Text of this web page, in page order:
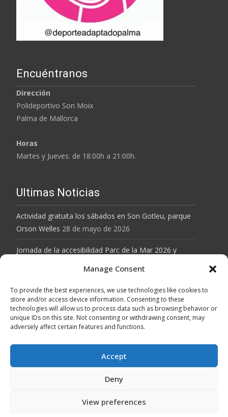
Manage Consent
To provide the best experiences, we use technologies like cookies to
store and/or access device information. Consenting to these
technologies will allow us to process data such as browsing behavior or
unique IDs on this site. Not consenting or withdrawing consent, may
adversely affect certain features and functions.
Accept
Deny
View preferences
Encuéntranos
Dirección
Polideportivo Son Moix
Palma de Mallorca
Horas
Martes y Jueves: de 18:00h a 21:00h.
Ultimas Noticias
Actividad gratuita los sábados en Son Gotleu, parque
Orson Welles 28 de mayo de 2026
Jornada de la accesibilidad Parc de la Mar 2026 y
28 de mayo de 2026
Baloncesto inclusivo en Son Gotleu, sábados de 10 a
12h 12 de abril de 2026
MALLORCA GRAVEL SERIES 12 de abril de 2026
12 de abril de 2026
Funciona con WordPress, tema i-excelpor TemplatesNext.